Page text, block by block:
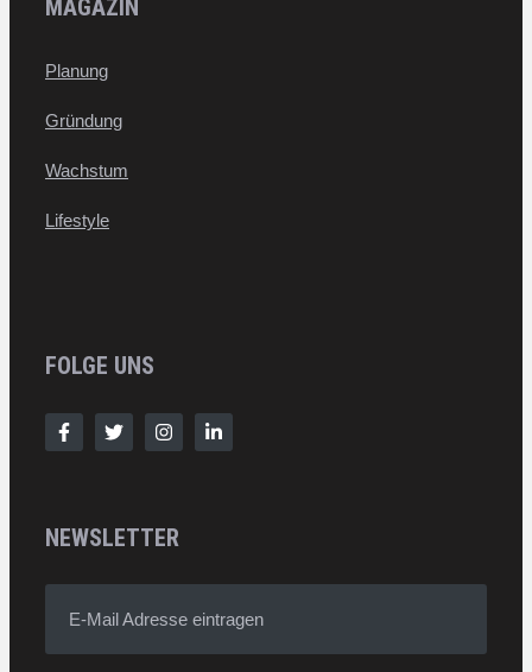
MAGAZIN
Planung
Gründung
Wachstum
Lifestyle
FOLGE UNS
NEWSLETTER
E-Mail Adresse eintragen